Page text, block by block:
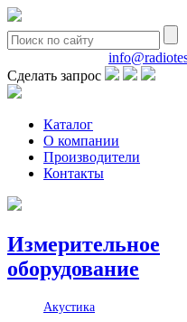
Сделать запрос
Каталог
О компании
Производители
Контакты
Измерительное
оборудование
Акустика